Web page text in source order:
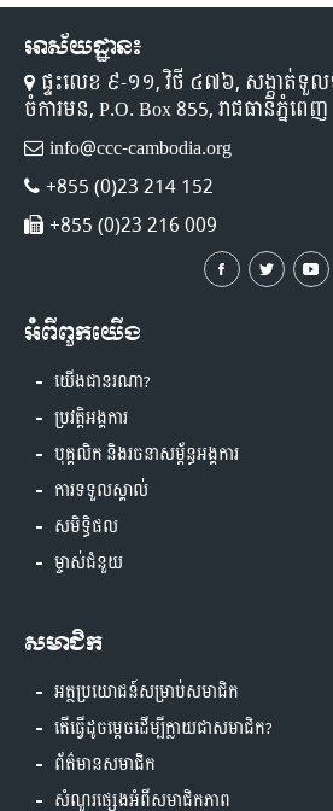
អាស័យដ្ឋាន៖
ផ្ទះលេខ ៩-១១,​ វិថី ៤៧៦, សង្កាត់ទួ
ចំការមន, P.O. Box 855, រាជធានីភ្នំពេញ
info@ccc-cambodia.org
+855 (0)23 214 152
+855 (0)23 216 009
អំពីពួកយើង
យើងជានរណា?
ប្រវត្តិអង្គការ
បុគ្គលិក និងរចនាសម្ព័ន្ធអង្គការ
ការទទួលស្គាល់
សមិទ្ធិផល
ម្ចាស់ជំនួយ
សមាជិក
អត្ថប្រយោជន៍សម្រាប់សមាជិក
តើធ្វើដូចម្តេចដើម្បីក្លាយជាសមាជិក?
ព័ត៌មានសមាជិក
សំណួរផ្សេងអំពីសមាជិកភាព